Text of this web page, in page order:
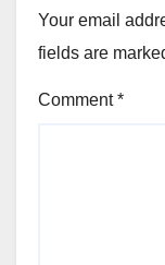
Your email
fields are
Comment*